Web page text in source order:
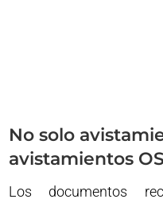
No solo
avistamientos
Los documentos